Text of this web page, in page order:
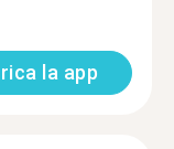
la app